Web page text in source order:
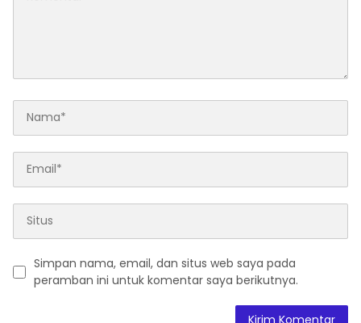
Simpan nama, email, dan situs web saya pada
peramban ini untuk komentar saya berikutnya.